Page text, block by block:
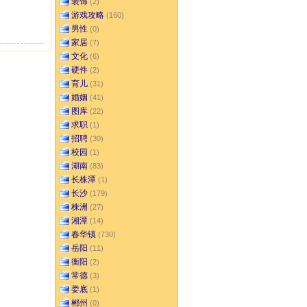
游戏攻略 (160)
男性 (0)
家居 (7)
文化 (6)
硬件 (2)
育儿 (31)
婚姻 (41)
图库 (22)
求职 (1)
招聘 (30)
校园 (1)
湖南 (83)
长株潭 (1)
长沙 (179)
株洲 (27)
湘潭 (14)
春华镇 (730)
岳阳 (11)
衡阳 (2)
常德 (3)
娄底 (1)
郴州 (0)